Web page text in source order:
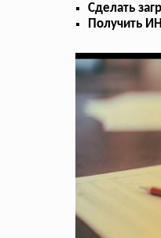
Сделать
Получить